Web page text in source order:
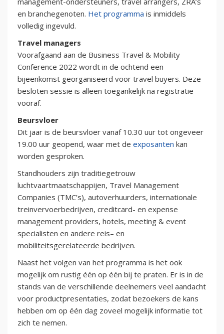
en branchegenoten. Het programma is inmiddels
volledig ingevuld.
Travel managers
Voorafgaand aan de Business Travel & Mobility
Conference 2022 wordt in de ochtend een
bijeenkomst georganiseerd voor travel buyers. Deze
besloten sessie is alleen toegankelijk na registratie
vooraf.
Beursvloer
Dit jaar is de beursvloer vanaf 10.30 uur tot ongeveer
19.00 uur geopend, waar met de exposanten kan
worden gesproken.
Standhouders zijn traditiegetrouw
luchtvaartmaatschappijen, Travel Management
Companies (TMC’s), autoverhuurders, internationale
treinvervoerbedrijven, creditcard- en expense
management providers, hotels, meeting & event
specialisten en andere reis– en
mobiliteitsgerelateerde bedrijven.
Naast het volgen van het programma is het ook
mogelijk om rustig één op één bij te praten. Er is in de
stands van de verschillende deelnemers veel aandacht
voor productpresentaties, zodat bezoekers de kans
hebben om op één dag zoveel mogelijk informatie tot
zich te nemen.